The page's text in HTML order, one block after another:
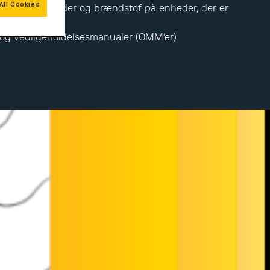
begivenheder og brændstof på enheder, der er
vedligeholdelsesmanualer (OMM’er)
Cookies